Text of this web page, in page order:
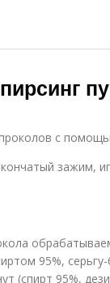
с
зажим,
95%,
(спирт 95%,